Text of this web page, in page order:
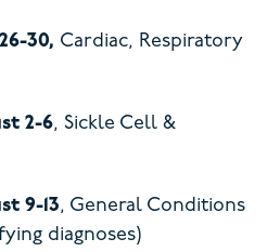
30, Cardiac, Respiratory
2-6, Sickle Cell &
9-13, General Conditions
diagnoses)